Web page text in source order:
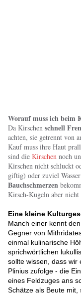
Worauf muss ich beim
Da Kirschen schnell
achten, sie getrennt von
Kauf muss ihre Haut
sind die Kirschen noch
Kirschen nicht schluckt
giftig) oder zuviel
Bauchschmerzen
Kirsch-Kugeln aber
Eine kleine
Manch einer kennt
Gegner von
einmal kulinarische
sprichwörtlichen
sollte wissen, dass wir
Plinius zufolge - die
eines Feldzuges ans
Schätze als Beute